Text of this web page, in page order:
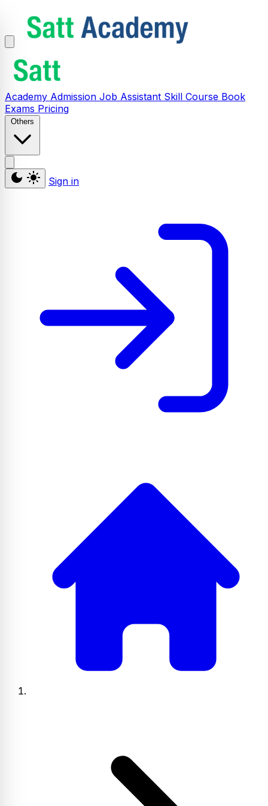
Academy Admission Job Assistant Skill Course Book
Exams Pricing
Others
Sign in